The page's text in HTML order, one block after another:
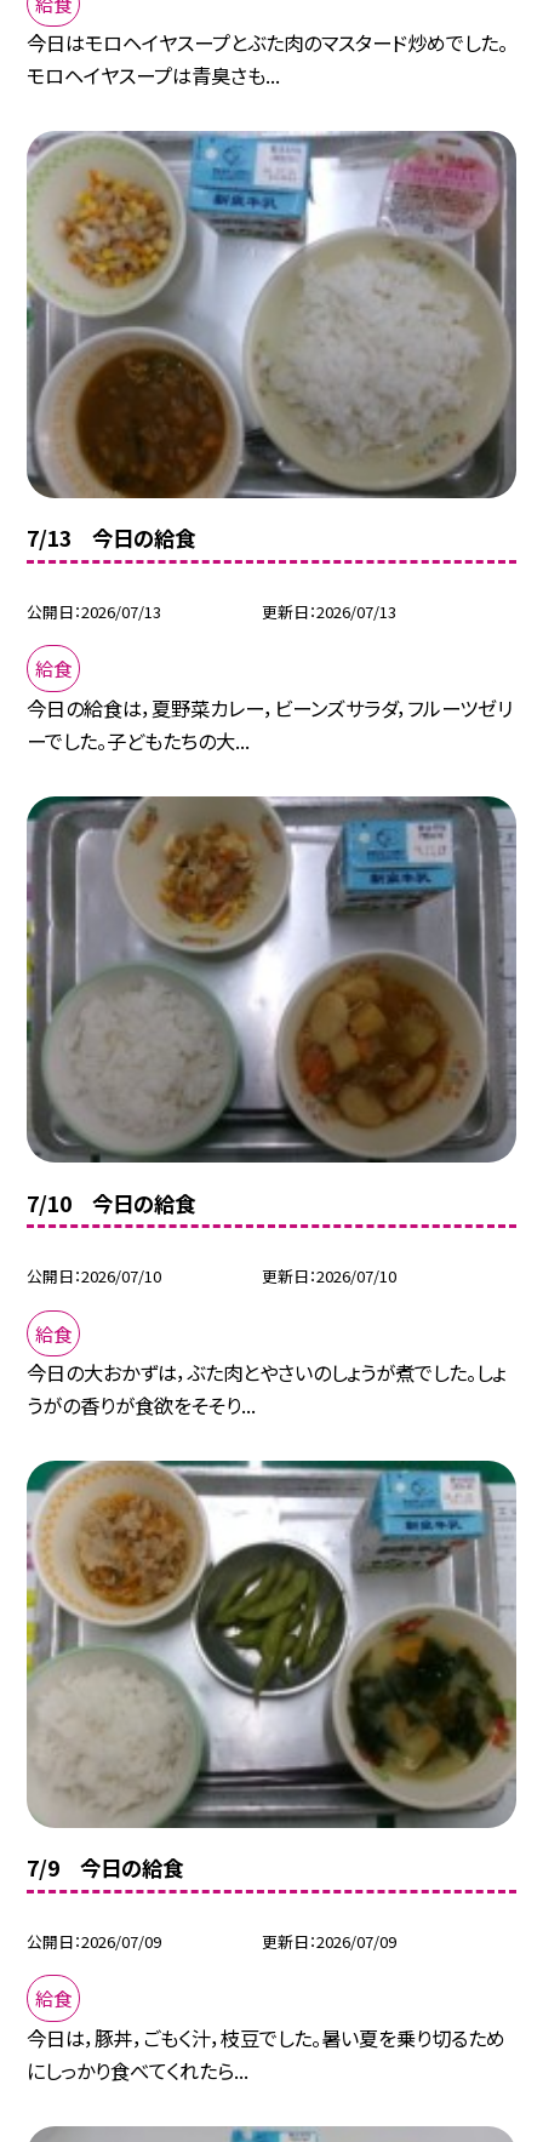
今日はモロヘイヤスープとぶた肉のマスタード炒めでした。
モロヘイヤスープは青臭さも...
7/13 今日の給食
公開日 2026/07/13 更新日 2026/07/13
給食
今日の給食は，夏野菜カレー，ビーンズサラダ，フルーツゼリ
ーでした。子どもたちの大...
7/10 今日の給食
公開日 2026/07/10 更新日 2026/07/10
給食
今日の大おかずは，ぶた肉とやさいのしょうが煮でした。しょ
うがの香りが食欲をそそり...
7/9 今日の給食
公開日 2026/07/09 更新日 2026/07/09
給食
今日は，豚丼，ごもく汁，枝豆でした。暑い夏を乗り切るため
にしっかり食べてくれたら...